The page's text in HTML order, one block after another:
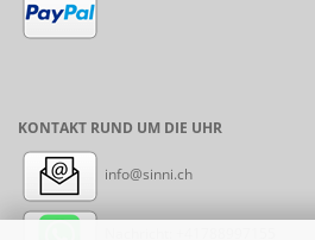
KONTAKT RUND UM DIE UHR
info@sinni.ch